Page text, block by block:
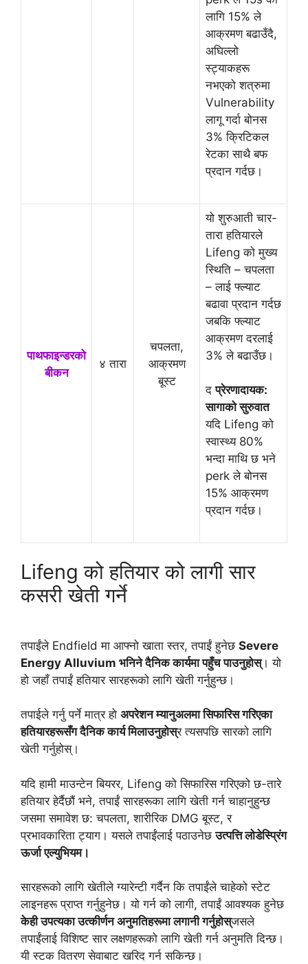
लागि 15% ले
आक्रमण बढाउँदै,
अघिल्लो
स्ट्याकहरू
नभएको शत्रुमा
Vulnerability
लागू गर्दा बोनस
3% क्रिटिकल
रेटका साथै बफ
प्रदान गर्दछ।
पाथफाइन्डरको
बीकन
४ तारा
चपलता,
आक्रमण
बूस्ट
यो शुरुआती चार-
तारा हतियारले
Lifeng को मुख्य
स्थिति – चपलता
– लाई फ्ल्याट
बढावा प्रदान गर्दछ
जबकि फ्ल्याट
आक्रमण दरलाई
3% ले बढाउँछ।
दप्रेरणादायक:
सागाको सुरुवात
यदि Lifeng को
स्वास्थ्य 80%
भन्दा माथि छ भने
perk ले बोनस
15% आक्रमण
प्रदान गर्दछ।
Lifeng को हतियार को लागी सार
कसरी खेती गर्ने
तपाईंले Endfield मा आफ्नो खाता स्तर, तपाईं हुनेछ Severe
Energy Alluvium भनिने दैनिक कार्यमा पहुँच पाउनुहोस्। यो
हो जहाँ तपाईं हतियार सारहरूको लागि खेती गर्नुहुन्छ।
तपाईले गर्नु पर्ने मात्र हो अपरेशन म्यानुअलमा सिफारिस गरिएका
हतियारहरूसँग दैनिक कार्य मिलाउनुहोस्र त्यसपछि सारको लागि
खेती गर्नुहोस्।
यदि हामी माउन्टेन बियरर, Lifeng को सिफारिस गरिएको छ-तारे
हतियार हेर्दैछौं भने, तपाईं सारहरूका लागि खेती गर्न चाहानुहुन्छ
जसमा समावेश छ: चपलता, शारीरिक DMG बूस्ट, र
प्रभावकारिता ट्याग। यसले तपाईंलाई पठाउनेछउत्पत्ति लोडेस्प्रिंग
ऊर्जा एल्युभियम।
सारहरूको लागि खेतीले ग्यारेन्टी गर्दैन कि तपाईंले चाहेको स्टेट
लाइनहरू प्राप्त गर्नुहुनेछ। यो गर्न को लागी, तपाईं आवश्यक हुनेछ
केही उपत्यका उत्कीर्णन अनुमतिहरूमा लगानी गर्नुहोस्जसले
तपाईंलाई विशिष्ट सार लक्षणहरूको लागि खेती गर्न अनुमति दिन्छ।
यी स्टक वितरण सेवाबाट खरिद गर्न सकिन्छ।